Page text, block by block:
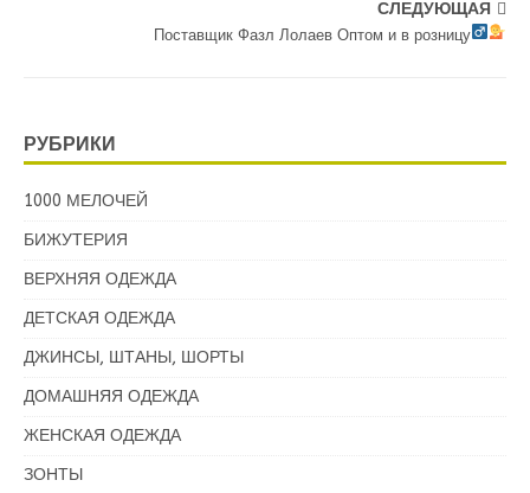
СЛЕДУЮЩАЯ
Поставщик Фазл Лолаев Оптом и в розницу
РУБРИКИ
1000 МЕЛОЧЕЙ
БИЖУТЕРИЯ
ВЕРХНЯЯ ОДЕЖДА
ДЕТСКАЯ ОДЕЖДА
ДЖИНСЫ, ШТАНЫ, ШОРТЫ
ДОМАШНЯЯ ОДЕЖДА
ЖЕНСКАЯ ОДЕЖДА
ЗОНТЫ